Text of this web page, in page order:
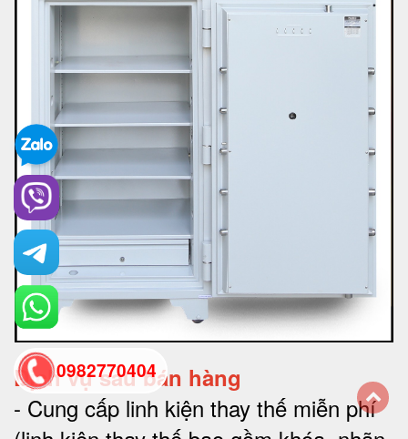
Dịch vụ sau bán hàng
- Cung cấp linh kiện thay thế miễn phí
0982770404